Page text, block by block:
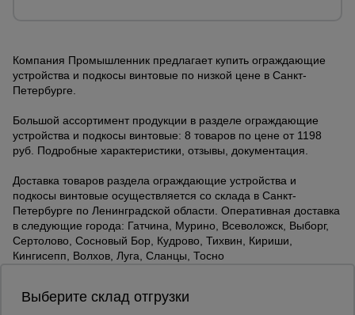
Компания Промышленник предлагает купить ограждающие
устройства и подкосы винтовые по низкой цене в Санкт-
Петербурге.
Большой ассортимент продукции в разделе ограждающие
устройства и подкосы винтовые: 8 товаров по цене от 1198
руб. Подробные характеристики, отзывы, документация.
Доставка товаров раздела ограждающие устройства и
подкосы винтовые осуществляется со склада в Санкт-
Петербурге по Ленинградской области. Оперативная доставка
в следующие города: Гатчина, Мурино, Всеволожск, Выборг,
Сертолово, Сосновый Бор, Кудрово, Тихвин, Кириши,
Кингисепп, Волхов, Луга, Сланцы, Тосно
Выберите склад отгрузки